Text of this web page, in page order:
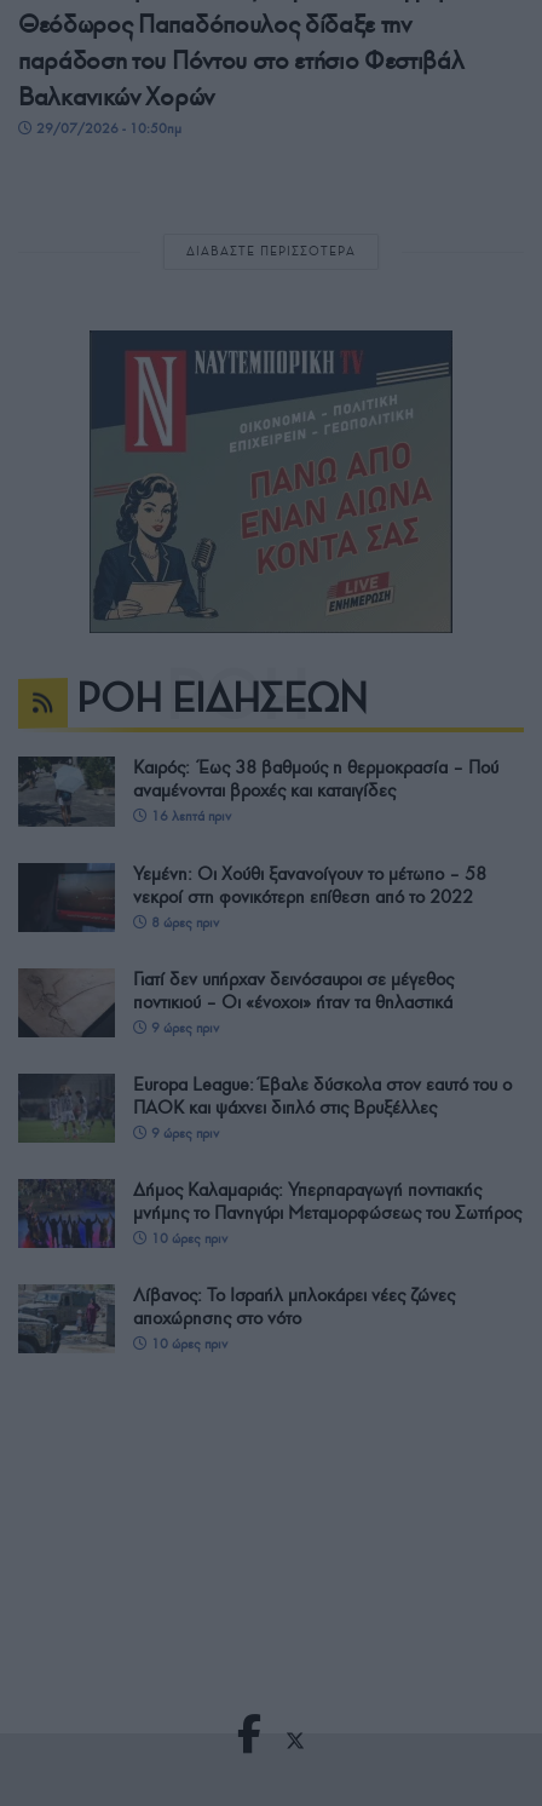
Θεόδωρος Παπαδόπουλος δίδαξε την
παράδοση του Πόντου στο ετήσιο Φεστιβάλ
Βαλκανικών Χορών
29/07/2026 - 10:50πμ
ΔΙΑΒΑΣΤΕ ΠΕΡΙΣΣΟΤΕΡΑ
ΡΟΗ ΕΙΔΗΣΕΩΝ
Καιρός: Έως 38 βαθμούς η θερμοκρασία – Πού
αναμένονται βροχές και καταιγίδες
16 λεπτά πριν
Υεμένη: Οι Χούθι ξανανοίγουν το μέτωπο – 58
νεκροί στη φονικότερη επίθεση από το 2022
8 ώρες πριν
Γιατί δεν υπήρχαν δεινόσαυροι σε μέγεθος
ποντικιού – Οι «ένοχοι» ήταν τα θηλαστικά
9 ώρες πριν
Europa League: Έβαλε δύσκολα στον εαυτό του ο
ΠΑΟΚ και ψάχνει διπλό στις Βρυξέλλες
9 ώρες πριν
Δήμος Καλαμαριάς: Υπερπαραγωγή ποντιακής
μνήμης το Πανηγύρι Μεταμορφώσεως του Σωτήρος
10 ώρες πριν
Λίβανος: Το Ισραήλ μπλοκάρει νέες ζώνες
αποχώρησης στο νότο
10 ώρες πριν